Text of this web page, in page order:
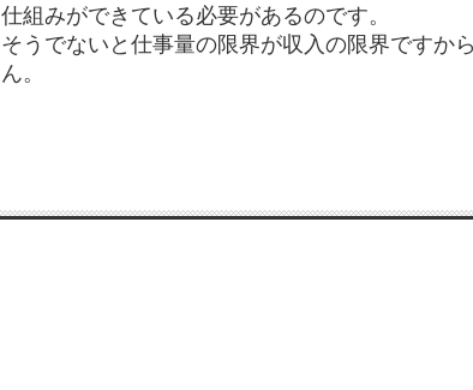
仕組みができている必要があるのです。
そうでないと仕事量の限界が収入の限界ですか
ん。